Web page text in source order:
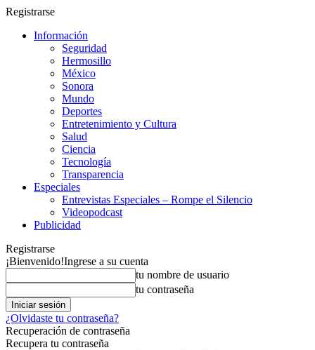
Registrarse
Información
Seguridad
Hermosillo
México
Sonora
Mundo
Deportes
Entretenimiento y Cultura
Salud
Ciencia
Tecnología
Transparencia
Especiales
Entrevistas Especiales – Rompe el Silencio
Videopodcast
Publicidad
Registrarse
¡Bienvenido!Ingrese a su cuenta
tu nombre de usuario
tu contraseña
¿Olvidaste tu contraseña?
Recuperación de contraseña
Recupera tu contraseña